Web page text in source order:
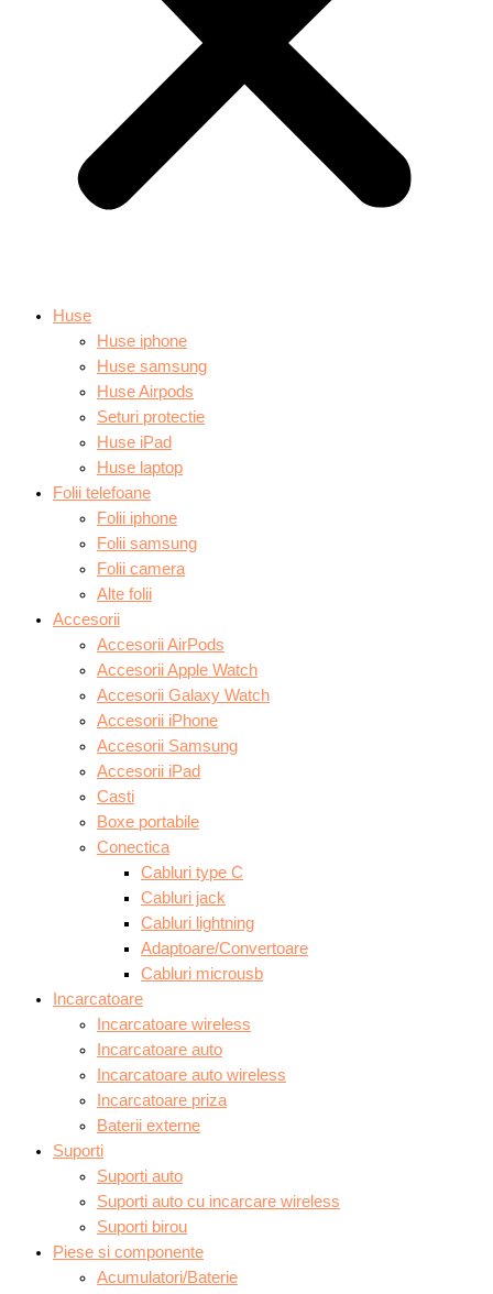
Huse
Huse iphone
Huse samsung
Huse Airpods
Seturi protectie
Huse iPad
Huse laptop
Folii telefoane
Folii iphone
Folii samsung
Folii camera
Alte folii
Accesorii
Accesorii AirPods
Accesorii Apple Watch
Accesorii Galaxy Watch
Accesorii iPhone
Accesorii Samsung
Accesorii iPad
Casti
Boxe portabile
Conectica
Cabluri type C
Cabluri jack
Cabluri lightning
Adaptoare/Convertoare
Cabluri microusb
Incarcatoare
Incarcatoare wireless
Incarcatoare auto
Incarcatoare auto wireless
Incarcatoare priza
Baterii externe
Suporti
Suporti auto
Suporti auto cu incarcare wireless
Suporti birou
Piese si componente
Acumulatori/Baterie